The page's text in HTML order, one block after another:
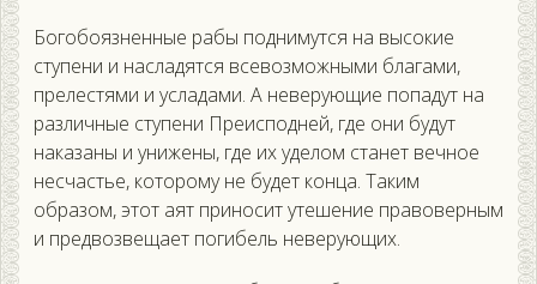
Богобоязненные рабы поднимутся на высокие
ступени и насладятся всевозможными благами,
прелестями и усладами. А неверующие попадут на
различные ступени Преисподней, где они будут
наказаны и унижены, где их уделом станет вечное
несчастье, которому не будет конца. Таким
образом, этот аят приносит утешение правоверным
и предвозвещает погибель неверующих.